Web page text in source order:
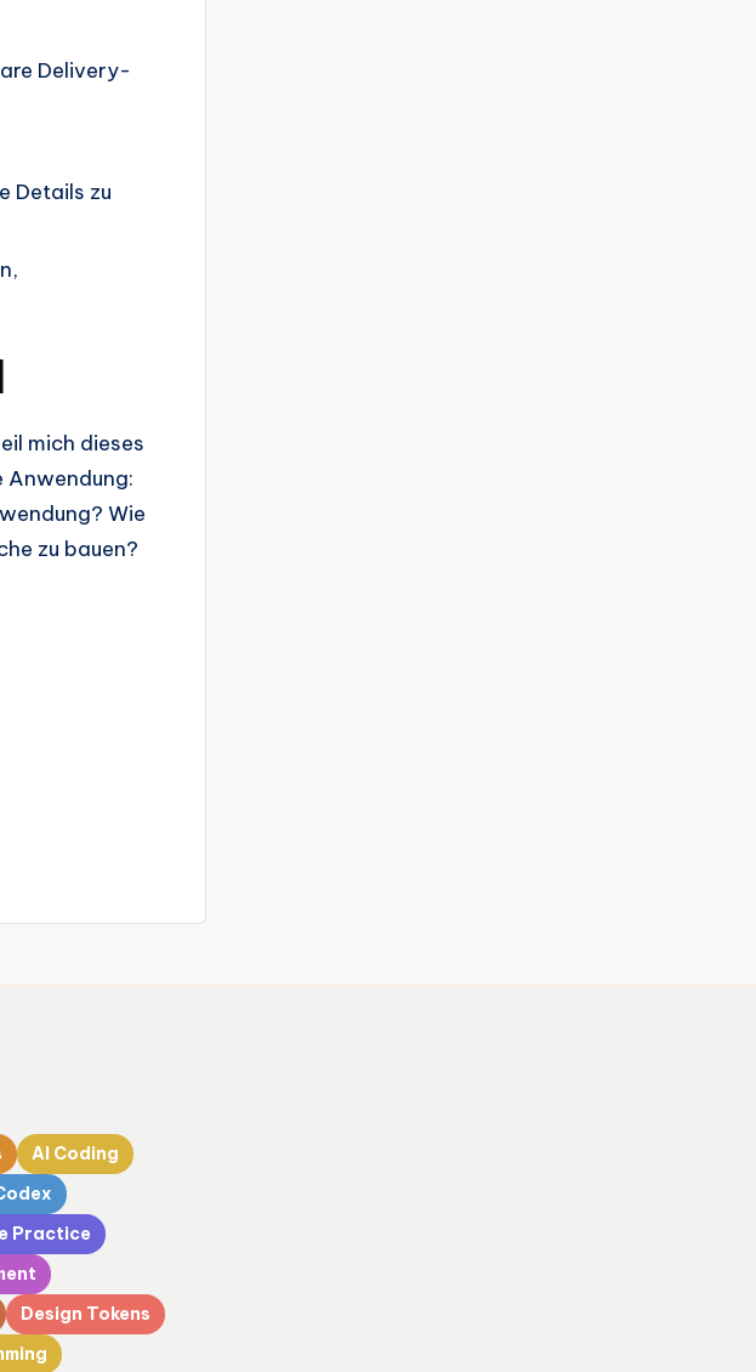
Delivery-
Details zu
mich dieses
Anwendung:
Wie
zu bauen?
AI Coding
Practice
Design Tokens